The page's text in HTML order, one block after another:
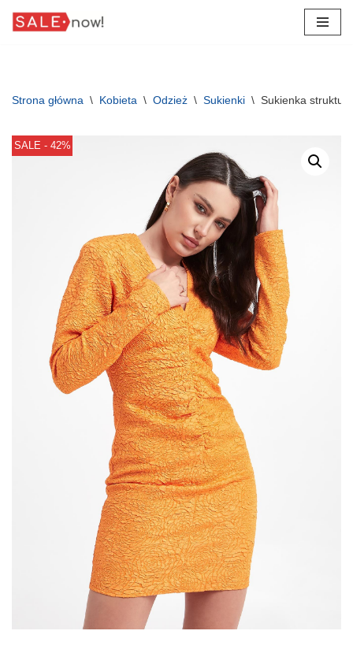
Strona główna \ Kobieta \ Odzież \ Sukienki \ Sukienka
SALE - 42%